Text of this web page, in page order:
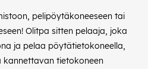
pelipöytäkoneeseen tai
Olitpa sitten pelaaja, joka
ja pelaa pöytätietokoneella,
tietokoneen